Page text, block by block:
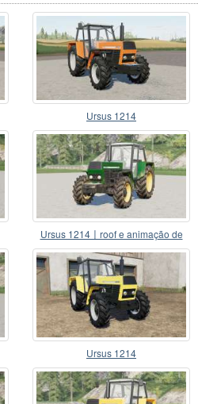
Ursus 1214
Ursus 1214〡roof e animação de
portas
Ursus 1214